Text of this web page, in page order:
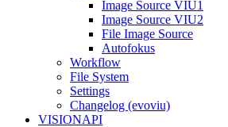
Image Source VIU1
Image Source VIU2
File Image Source
Autofokus
Workflow
File System
Settings
Changelog (evoviu)
VISIONAPI